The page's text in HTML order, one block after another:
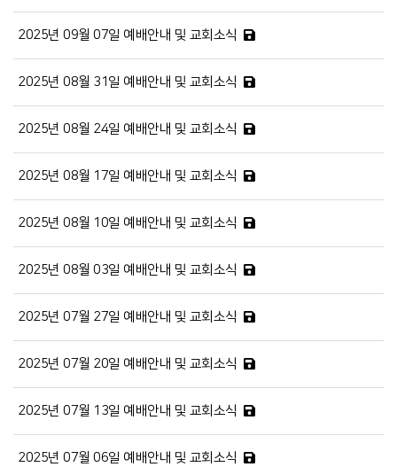
2025년 09월 07일 예배안내 및 교회소식
2025년 08월 31일 예배안내 및 교회소식
2025년 08월 24일 예배안내 및 교회소식
2025년 08월 17일 예배안내 및 교회소식
2025년 08월 10일 예배안내 및 교회소식
2025년 08월 03일 예배안내 및 교회소식
2025년 07월 27일 예배안내 및 교회소식
2025년 07월 20일 예배안내 및 교회소식
2025년 07월 13일 예배안내 및 교회소식
2025년 07월 06일 예배안내 및 교회소식